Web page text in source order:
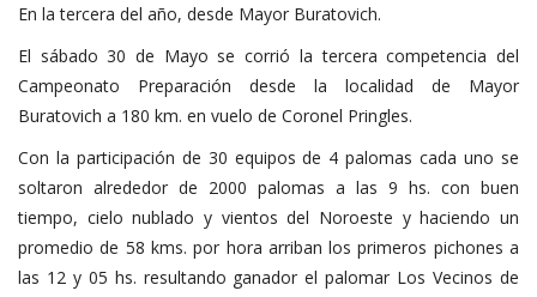
En la tercera del año, desde Mayor Buratovich.
El sábado 30 de Mayo se corrió la tercera competencia del
Campeonato Preparación desde la localidad de Mayor
Buratovich a 180 km. en vuelo de Coronel Pringles.
Con la participación de 30 equipos de 4 palomas cada uno se
soltaron alrededor de 2000 palomas a las 9 hs. con buen
tiempo, cielo nublado y vientos del Noroeste y haciendo un
promedio de 58 kms. por hora arriban los primeros pichones a
las 12 y 05 hs. resultando ganador el palomar Los Vecinos de